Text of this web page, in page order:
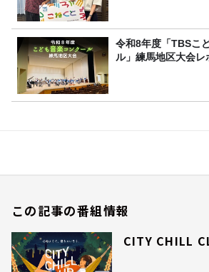
令和8年度「TBSこ
ル」練馬地区大会レ
この記事の番組情報
CITY CHILL